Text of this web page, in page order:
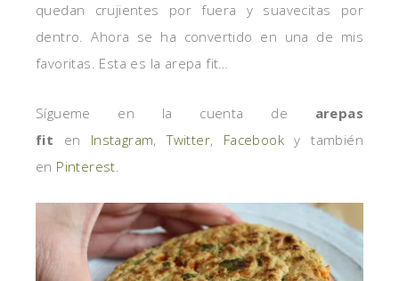
quedan crujientes por fuera y suavecitas por
dentro. Ahora se ha convertido en una de mis
favoritas. Esta es la arepa fit…
Sígueme en la cuenta de arepas
fit en Instagram,Twitter, Facebook y también
en Pinterest.